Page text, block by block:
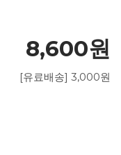
8,600원
[유료배송] 3,000원